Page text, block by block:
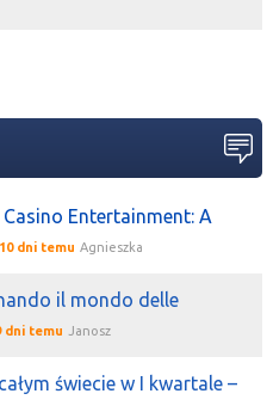
Entertainment: A
10 dni temu Agnieszka
il mondo delle
dni temu Janosz
świecie w I kwartale –